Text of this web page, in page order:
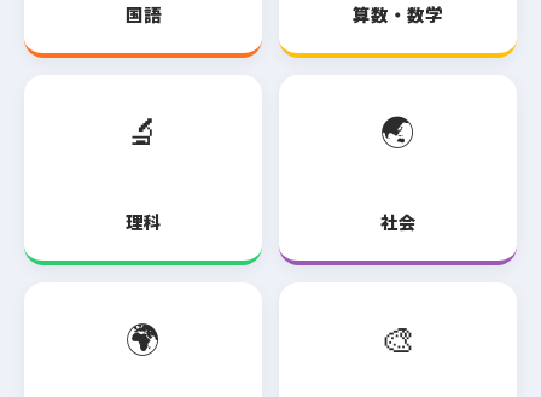
国語 算数・数学
🔬
理科
🌏
社会
🌍 🎨